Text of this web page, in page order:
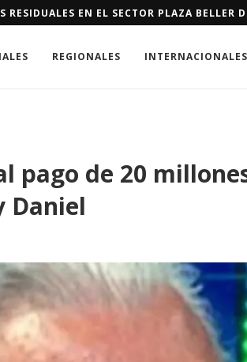
ZOE SALDAÑA Y NICOLE KIDMAN LIDERAN
REGIONALES INTERNACIONALES
pago de 20
Daniel